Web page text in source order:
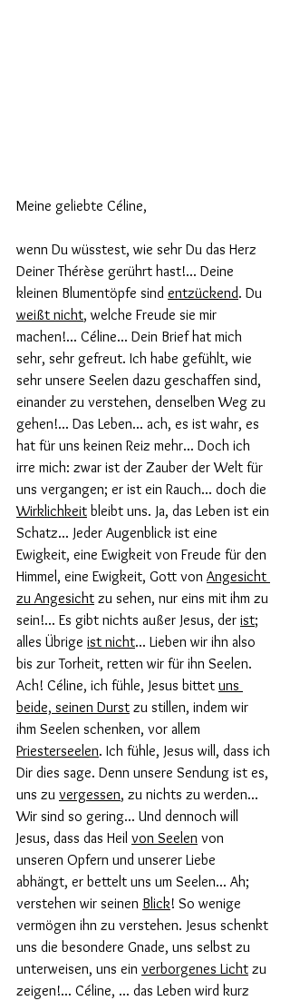
Meine geliebte Céline,
wenn Du wüsstest, wie sehr Du das Herz
Deiner Thérèse gerührt hast!... Deine
kleinen Blumentöpfe sind entzückend. Du
weißt nicht, welche Freude sie mir
machen!... Céline... Dein Brief hat mich
sehr, sehr gefreut. Ich habe gefühlt, wie
sehr unsere Seelen dazu geschaffen sind,
einander zu verstehen, denselben Weg zu
gehen!... Das Leben... ach, es ist wahr, es
hat für uns keinen Reiz mehr... Doch ich
irre mich: zwar ist der Zauber der Welt für
uns vergangen; er ist ein Rauch... doch die
Wirklichkeit bleibt uns. Ja, das Leben ist ein
Schatz... Jeder Augenblick ist eine
Ewigkeit, eine Ewigkeit von Freude für den
Himmel, eine Ewigkeit, Gott von Angesicht
zu Angesicht zu sehen, nur eins mit ihm zu
sein!... Es gibt nichts außer Jesus, der ist;
alles Übrige ist nicht... Lieben wir ihn also
bis zur Torheit, retten wir für ihn Seelen.
Ach! Céline, ich fühle, Jesus bittet uns
beide, seinen Durst zu stillen, indem wir
ihm Seelen schenken, vor allem
Priesterseelen. Ich fühle, Jesus will, dass ich
Dir dies sage. Denn unsere Sendung ist es,
uns zu vergessen, zu nichts zu werden...
Wir sind so gering... Und dennoch will
Jesus, dass das Heil von Seelen von
unseren Opfern und unserer Liebe
abhängt, er bettelt uns um Seelen... Ah;
verstehen wir seinen Blick! So wenige
vermögen ihn zu verstehen. Jesus schenkt
uns die besondere Gnade, uns selbst zu
unterweisen, uns ein verborgenes Licht zu
zeigen!... Céline, ... das Leben wird kurz